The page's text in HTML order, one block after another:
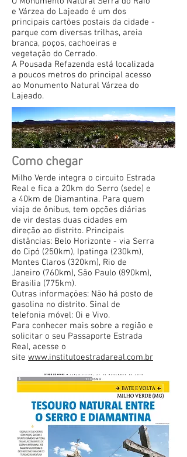
e Várzea do Lajeado é um dos
principais cartões postais da cidade -
parque com diversas trilhas, areia
branca, poços, cachoeiras e
vegetação do Cerrado.
A Pousada Refazenda está localizada
a poucos metros do principal acesso
ao Monumento Natural Várzea do
Lajeado.
Como chegar
Milho Verde integra o circuito Estrada
Real e fica a 20km do Serro (sede) e
a 40km de Diamantina. Para quem
viaja de ônibus, tem opções diárias
de vir destas duas cidades em
direção ao distrito. Principais
distâncias: Belo Horizonte - via Serra
do Cipó (250km), Ipatinga (230km),
Montes Claros (320km), Rio de
Janeiro (760km), São Paulo (890km),
Brasilia (775km).
Outras informações: Não há posto de
gasolina no distrito. Sinal de
telefonia móvel: Oi e Vivo.
Para conhecer mais sobre a região e
solicitar o seu Passaporte Estrada
Real, acesse o
site www.institutoestradareal.com.br